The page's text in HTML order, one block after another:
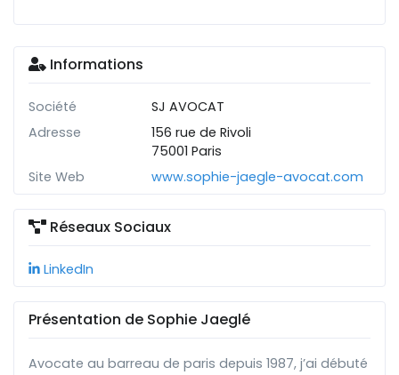
Informations
Société
SJ AVOCAT
Adresse
156 rue de Rivoli
75001 Paris
Site Web
www.sophie-jaegle-avocat.com
Réseaux Sociaux
LinkedIn
Présentation de Sophie Jaeglé
Avocate au barreau de paris depuis 1987, j’ai débuté